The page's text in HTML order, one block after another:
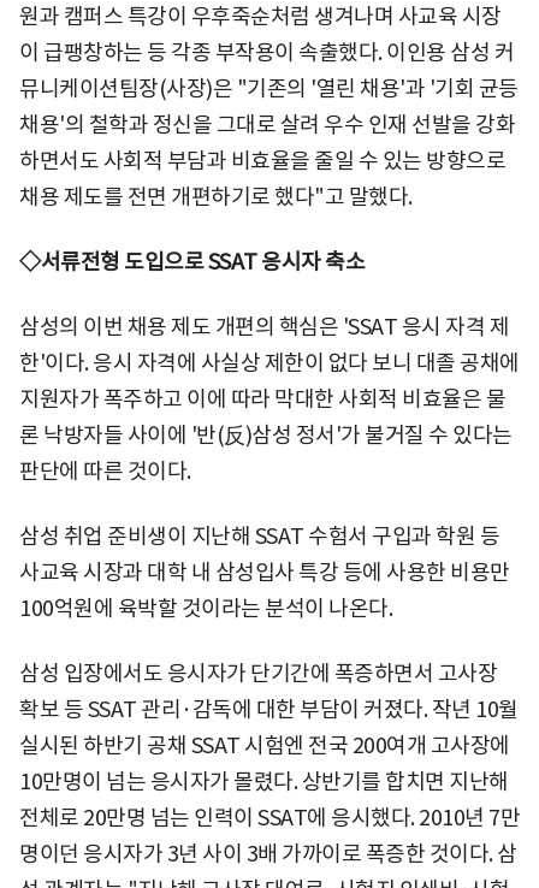
원과 캠퍼스 특강이 우후죽순처럼 생겨나며 사교육 시장
이 급팽창하는 등 각종 부작용이 속출했다. 이인용 삼성 커
뮤니케이션팀장(사장)은 "기존의 '열린 채용'과 '기회 균등
채용'의 철학과 정신을 그대로 살려 우수 인재 선발을 강화
하면서도 사회적 부담과 비효율을 줄일 수 있는 방향으로
채용 제도를 전면 개편하기로 했다"고 말했다.
◇서류전형 도입으로 SSAT 응시자 축소
삼성의 이번 채용 제도 개편의 핵심은 'SSAT 응시 자격 제
한'이다. 응시 자격에 사실상 제한이 없다 보니 대졸 공채에
지원자가 폭주하고 이에 따라 막대한 사회적 비효율은 물
론 낙방자들 사이에 '반(反)삼성 정서'가 불거질 수 있다는
판단에 따른 것이다.
삼성 취업 준비생이 지난해 SSAT 수험서 구입과 학원 등
사교육 시장과 대학 내 삼성입사 특강 등에 사용한 비용만
100억원에 육박할 것이라는 분석이 나온다.
삼성 입장에서도 응시자가 단기간에 폭증하면서 고사장
확보 등 SSAT 관리·감독에 대한 부담이 커졌다. 작년 10월
실시된 하반기 공채 SSAT 시험엔 전국 200여개 고사장에
10만명이 넘는 응시자가 몰렸다. 상반기를 합치면 지난해
전체로 20만명 넘는 인력이 SSAT에 응시했다. 2010년 7만
명이던 응시자가 3년 사이 3배 가까이로 폭증한 것이다. 삼